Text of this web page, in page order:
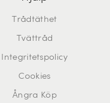
Trådtäthet
Tvättråd
Integritetspolicy
Cookies
Ångra Köp